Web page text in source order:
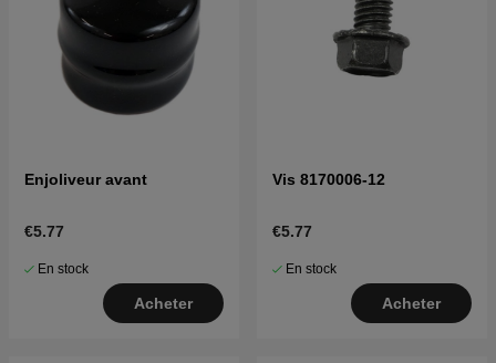
Enjoliveur avant
€5.77
En stock
Acheter
Vis 8170006-12
€5.77
En stock
Acheter